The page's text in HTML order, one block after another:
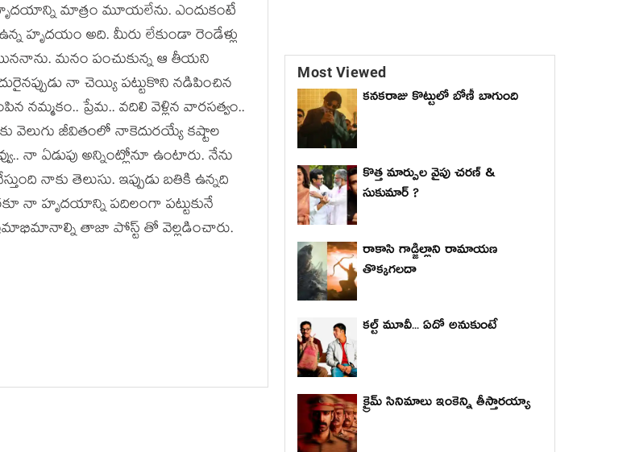
మాత్రం మూయలేను. ఎందుకంటే
హృదయం అది. మీరు లేకుండా రెండేళ్లు
మనం పంచుకున్న ఆ తీయని
నా చెయ్యి పట్టుకొని నడిపించిన
నమ్మకం.. ప్రేమ.. వదిలి వెళ్లిన వారసత్వం..
వెలుగు జీవితంలో నాకెదురయ్యే కష్టాల
నా ఏడుపు అన్నింట్లోనూ ఉంటారు. నేను
నాకు తెలుసు. ఇప్పుడు బతికి ఉన్నది
నా హృదయాన్ని పదిలంగా పట్టుకునే
తాజా పోస్ట్ తో వెల్లడించారు.
Most Viewed
కనకరాజు కొట్టులో బోణీ బాగుంది
కొత్త మార్పుల వైపు చరణ్ &
సుకుమార్ ?
రాకాసి గాడ్జిల్లాని రామాయణ
తొక్కగలదా
కల్ట్ మూవీ... ఏదో అనుకుంటే
క్రైమ్ సినిమాలు ఇంకెన్ని తీస్తారయ్యా